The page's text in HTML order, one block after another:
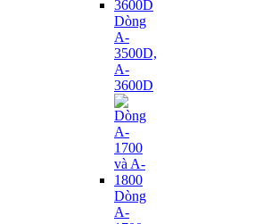
Dòng
A-
3500D,
A-
3600D
Dòng
A-